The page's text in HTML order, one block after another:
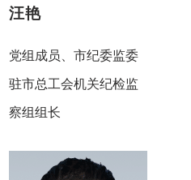
汪艳
党组成员、市纪委监委
驻市总工会机关纪检监
察组组长